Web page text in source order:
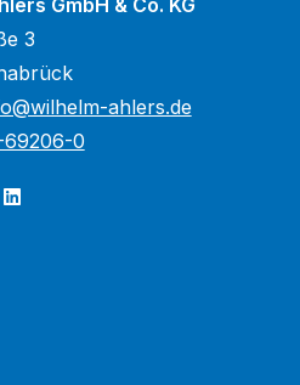
GmbH & Co. KG
3
ahlers.de
69206-0